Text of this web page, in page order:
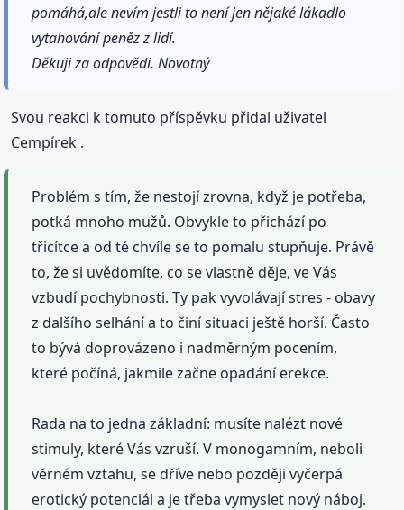
pomáhá,ale nevím jestli to není jen nějaké lákadlo
vytahování peněz z lidí.
Děkuji za odpovědi. Novotný
Svou reakci k tomuto příspěvku přidal uživatel
Cempírek .
Problém s tím, že nestojí zrovna, když je potřeba,
potká mnoho mužů. Obvykle to přichází po
třicítce a od té chvíle se to pomalu stupňuje. Právě
to, že si uvědomíte, co se vlastně děje, ve Vás
vzbudí pochybnosti. Ty pak vyvolávají stres - obavy
z dalšího selhání a to činí situaci ještě horší. Často
to bývá doprovázeno i nadměrným pocením,
které počíná, jakmile začne opadání erekce.
Rada na to jedna základní: musíte nalézt nové
stimuly, které Vás vzruší. V monogamním, neboli
věrném vztahu, se dříve nebo později vyčerpá
erotický potenciál a je třeba vymyslet nový náboj.